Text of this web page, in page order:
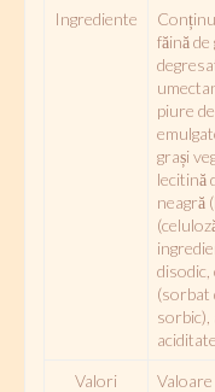
Ingrediente
făină
piure
grași
lecitină
neagră
(sorbat
sorbic),
Valori